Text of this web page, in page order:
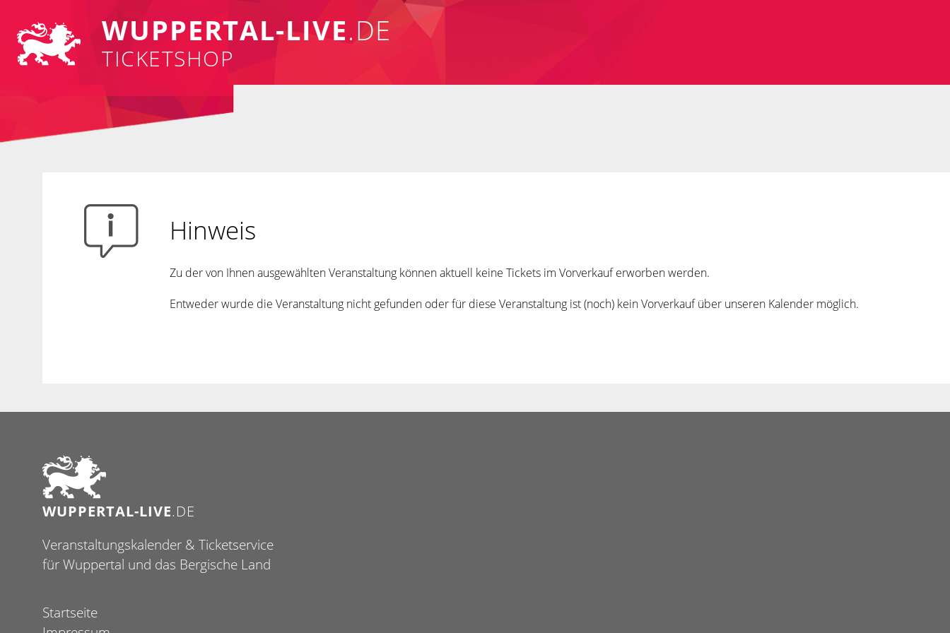
WUPPERTAL-LIVE.DE
TICKETSHOP
Hinweis
Zu der von Ihnen ausgewählten Veranstaltung können aktuell keine Tickets im Vorverkauf erworben werden.
Entweder wurde die Veranstaltung nicht gefunden oder für diese Veranstaltung ist (noch) kein Vorverkauf über unseren Kalender möglich.
WUPPERTAL-LIVE.DE
Veranstaltungskalender & Ticketservice
für Wuppertal und das Bergische Land
Startseite